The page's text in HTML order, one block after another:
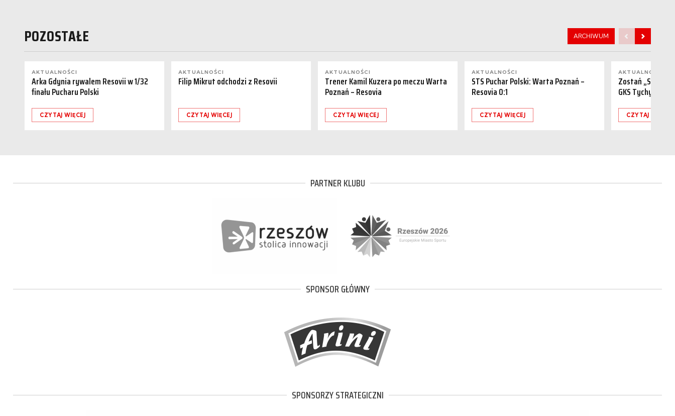
POZOSTAŁE ARCHIWUM
AKTUALNOŚCI
Arka Gdynia rywalem Resovii w 1/32
finału Pucharu Polski
CZYTAJ WIĘCEJ
AKTUALNOŚCI
Filip Mikrut odchodzi z Resovii
CZYTAJ WIĘCEJ
AKTUALNOŚCI
Trener Kamil Kuzera po meczu Warta
Poznań – Resovia
CZYTAJ WIĘCEJ
AKTUALNOŚCI
STS Puchar Polski: Warta Poznań –
Resovia 0:1
CZYTAJ WIĘCEJ
AKTUALNOŚCI
Zostań
GKS Tychy
CZYTAJ WIĘCEJ
PARTNER KLUBU
SPONSOR GŁÓWNY
SPONSORZY STRATEGICZNI